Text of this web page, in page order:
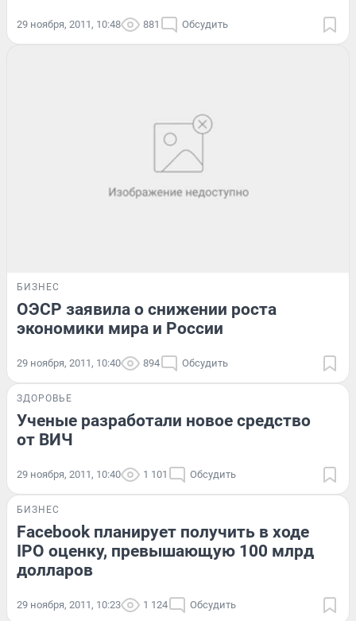
29 ноября, 2011, 10:48 881 Обсудить
БИЗНЕС
ОЭСР заявила о снижении роста
экономики мира и России
29 ноября, 2011, 10:40 894 Обсудить
ЗДОРОВЬЕ
Ученые разработали новое средство
от ВИЧ
29 ноября, 2011, 10:40 1 101 Обсудить
БИЗНЕС
Facebook планирует получить в ходе
IPO оценку, превышающую 100 млрд
долларов
29 ноября, 2011, 10:23 1 124 Обсудить